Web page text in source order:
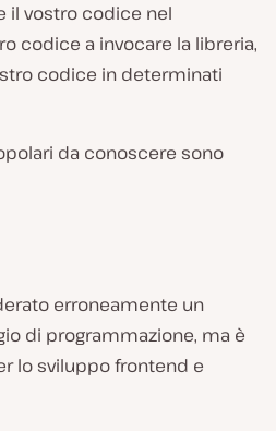
il vostro codice nel
codice a invocare la libreria,
codice in determinati
da conoscere sono
erroneamente un
di programmazione, ma è
lo sviluppo frontend e